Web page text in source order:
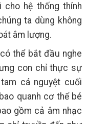
hệ thống thính
ta dùng không
âm lượng.
thể bắt đầu nghe
con chỉ thực sự
cá nguyệt cuối
quanh cơ thể bé
gồm cả âm nhạc